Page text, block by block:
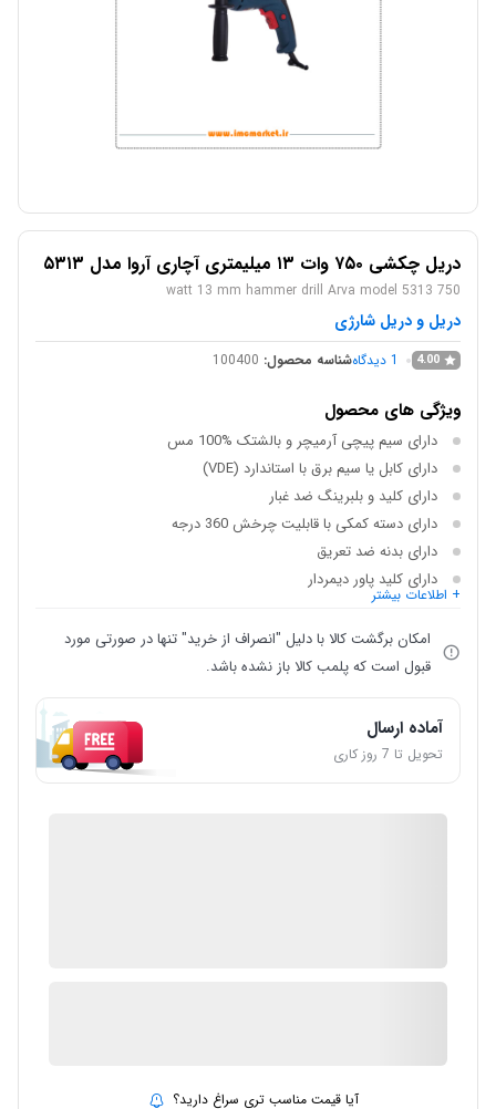
دریل چکشی ۷۵۰ وات ۱۳ میلیمتری آچاری آروا مدل ۵۳۱۳
750 watt 13 mm hammer drill Arva model 5313
دریل و دریل شارژی
4.00
1 دیدگاهشناسه محصول: 100400
ویژگی های محصول
دارای سیم پیچی آرمیچر و بالشتک %100 مس
دارای کابل یا سیم برق با استاندارد (VDE)
دارای کلید و بلبرینگ ضد غبار
دارای دسته کمکی با قابلیت چرخش 360 درجه
دارای بدنه ضد تعریق
دارای کلید پاور دیمردار
+ اطلاعات بیشتر
امکان برگشت کالا با دلیل "انصراف از خرید" تنها در صورتی مورد
قبول است که پلمب کالا باز نشده باشد.
آماده ارسال
تحویل تا 7 روز کاری
آیا قیمت مناسب تری سراغ دارید؟